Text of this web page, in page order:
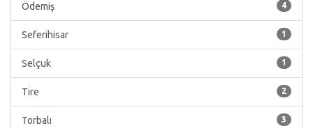
4
Ödemiş
1
Seferihisar
1
Selçuk
2
Tire
3
Torbalı